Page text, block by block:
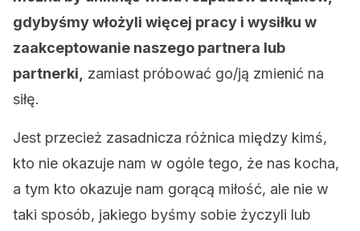
gdybyśmy włożyli więcej pracy i wysiłku w
zaakceptowanie naszego partnera lub
partnerki,
zamiast próbować go/ją zmienić na
siłę.
Jest przecież zasadnicza różnica między kimś,
kto nie okazuje nam w ogóle tego, że nas kocha,
a tym kto okazuje nam gorącą miłość, ale nie w
taki sposób, jakiego byśmy sobie życzyli lub